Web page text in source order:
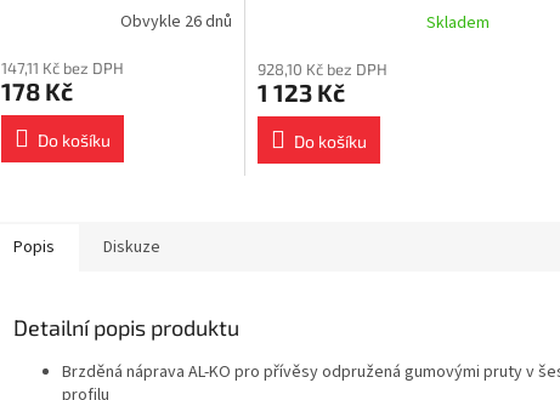
Obvykle 26 dnů
147,11 Kč bez DPH
178 Kč
Do košíku
Skladem
928,10 Kč bez DPH
1 123 Kč
Do košíku
Popis Diskuze
Detailní popis produktu
Brzděná náprava AL-KO pro přívěsy odpružená gumovými pruty v
profilu